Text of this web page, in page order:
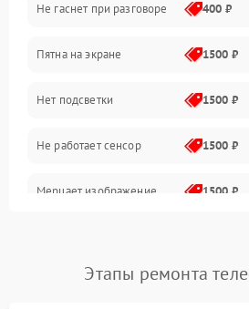
Зарядка
Проблемы с питанием, зарядкой и
Проблемы с работой системы,
Не гаснет при разговоре 400 ₽
Пятна на экране 1500 ₽
Нет подсветки 1500 ₽
Не работает сенсор 1500 ₽
Мерцает изображение 1500 ₽
Не работает Face ID 4000 ₽
Этапы ремонта